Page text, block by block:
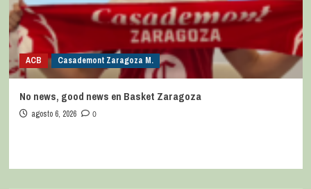
ACB Casademont Zaragoza M.
No news, good news en Basket Zaragoza
agosto 6, 2026 0